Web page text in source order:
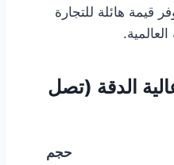
قيمة هائلة للتجارة
العالمية.
عالية الدقة (تصل
حجم